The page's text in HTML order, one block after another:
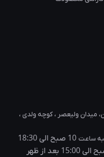
میدان ولیعصر ، کوچه ولدی ،
ساعت 10 صبح الی18:30
الی15:00 بعد از ظهر